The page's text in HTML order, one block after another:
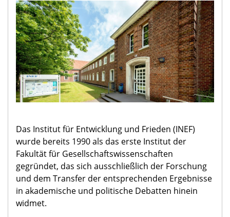
Das Institut für Entwicklung und Frieden (INEF)
wurde bereits 1990 als das erste Institut der
Fakultät für Gesellschaftswissenschaften
gegründet, das sich ausschließlich der Forschung
und dem Transfer der entsprechenden Ergebnisse
in akademische und politische Debatten hinein
widmet.